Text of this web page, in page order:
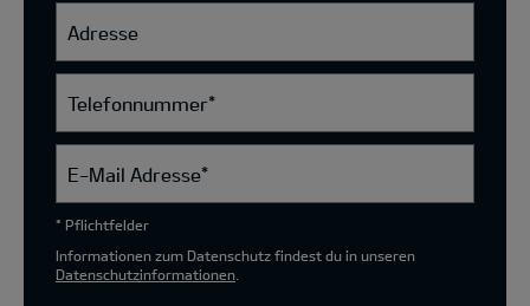
Adresse
Telefonnummer*
E-Mail Adresse*
* Pflichtfelder
Informationen zum Datenschutz findest du in unseren
Datenschutzinformationen